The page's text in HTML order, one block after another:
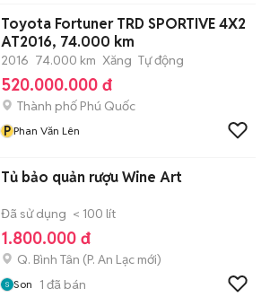
Toyota Fortuner TRD SPORTIVE 4X2
AT2016, 74.000 km
2016 74.000 km Xăng Tự động
520.000.000 đ
Thành phố Phú Quốc
P Phan Văn Lên
Tủ bảo quản rượu Wine Art
Đã sử dụng < 100 lít
1.800.000 đ
Q. Bình Tân (P. An Lạc mới)
Son 1 đã bán